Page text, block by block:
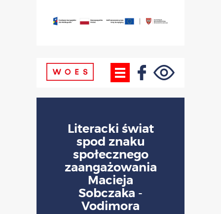
Literacki świat
spod znaku
społecznego
zaangażowania
Macieja
Sobczaka -
Vodimora